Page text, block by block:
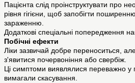
Пацієнта слід проінструктувати про
рівня гігієни, щоб запобігти
зараженню.
Додаткові спеціальні попередження
Побічні ефекти
Ліки зазвичай добре переноситься, але
з'явитися почервоніння або свербіж.
Ці симптоми виявлялися переважно у
вимагали скасування.